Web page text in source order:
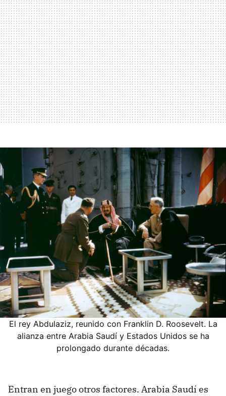
El rey Abdulaziz, reunido con Franklin D. Roosevelt. La
alianza entre Arabia Saudí y Estados Unidos se ha
prolongado durante décadas.
Entran en juego otros factores. Arabia Saudí es